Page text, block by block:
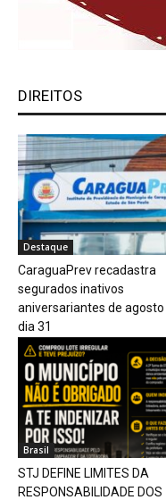
DIREITOS
Destaque
CaraguaPrev recadastra
segurados inativos
aniversariantes de
dia 31
Brasil
STJ DEFINE LIMITES DA
RESPONSABILIDADE DOS